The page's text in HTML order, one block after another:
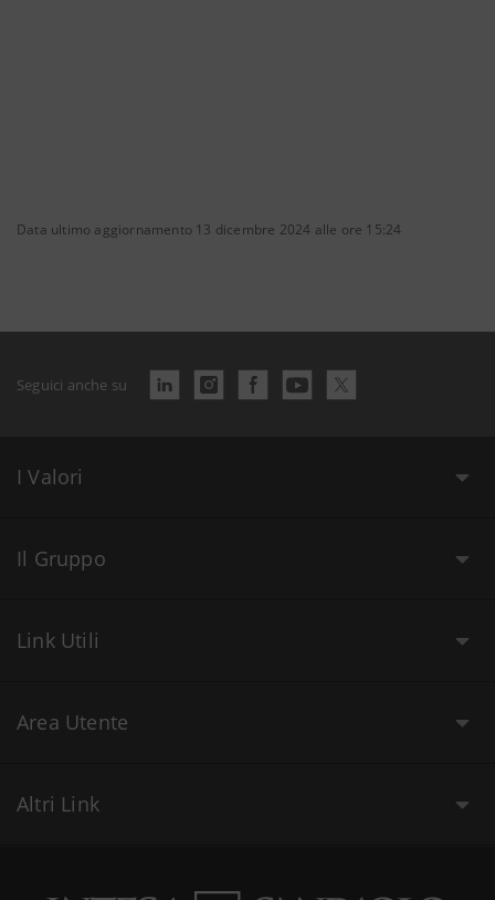
Data ultimo aggiornamento 13 dicembre 2024 alle ore 15:24
Seguici anche su
I Valori
Il Gruppo
Link Utili
Area Utente
Altri Link